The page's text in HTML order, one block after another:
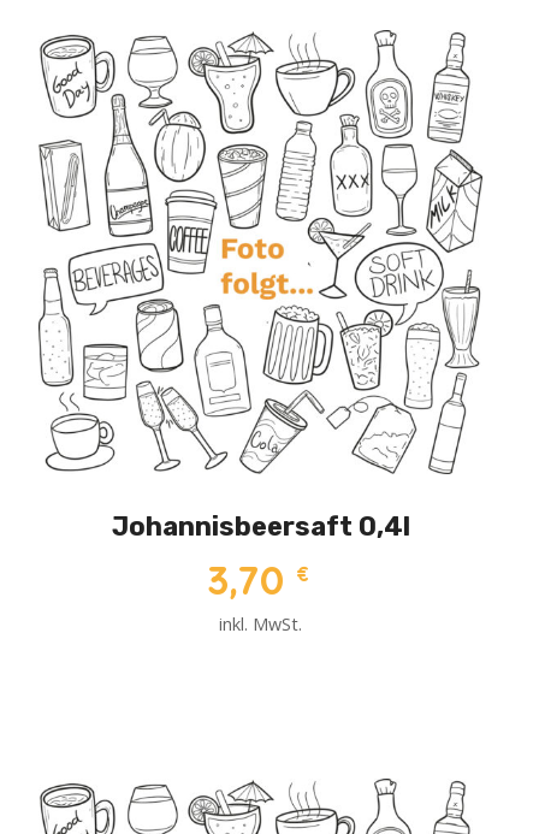
Johannisbeersaft 0,4l
3,70 €
inkl. MwSt.